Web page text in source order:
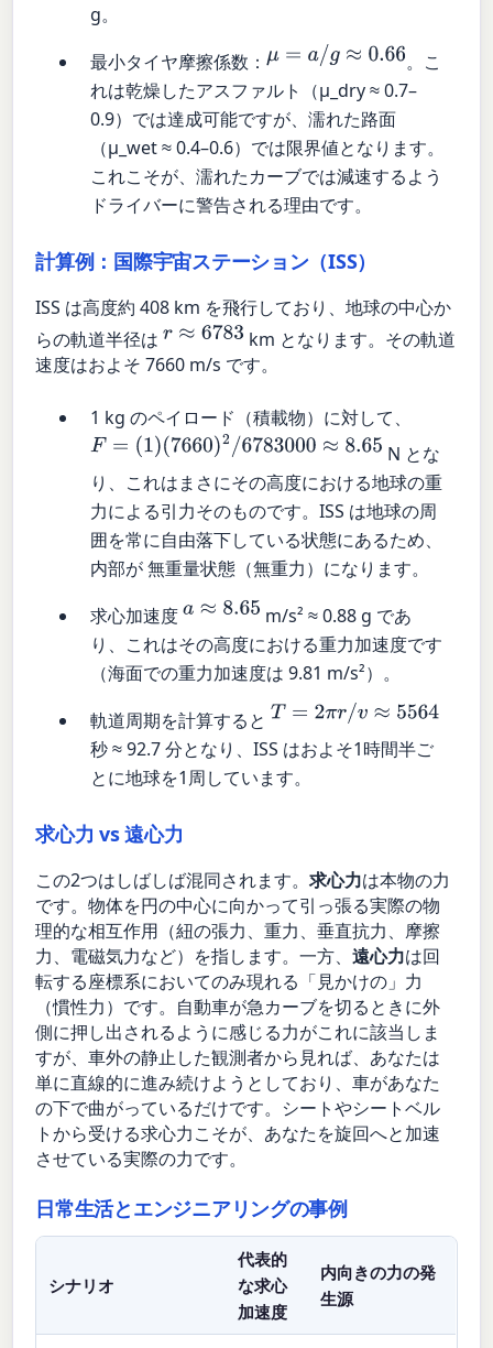
g。
最小タイヤ摩擦係数：μ=a/ g≈0.66
。こ
れは乾燥したアスファルト（μ_dry ≈ 0.7–
0.9）では達成可能ですが、濡れた路面
（μ_wet ≈ 0.4–0.6）では限界値となります。
これこそが、濡れたカーブでは減速するよう
ドライバーに警告される理由です。
計算例：国際宇宙ステーション（ISS）
ISS は高度約 408 km を飛行しており、地球の中心か
らの軌道半径はr≈6783
km となります。その軌道
速度はおよそ 7660 m/s です。
1 kg のペイロード（積載物）に対して、
F= (1) 7660)2/6783000≈8.65
N とな
り、これはまさにその高度における地球の重
力による引力そのものです。ISS は地球の周
囲を常に自由落下している状態にあるため、
内部が 無重量状態（無重力）になります。
求心加速度a≈8.65
m/s² ≈ 0.88 g であ
り、これはその高度における重力加速度です
（海面での重力加速度は 9.81 m/s²）。
軌道周期を計算すると T= 2π r/v≈5564
秒 ≈ 92.7 分となり、ISS はおよそ1時間半ご
とに地球を1周しています。
求心力 vs 遠心力
この2つはしばしば混同されます。求心力は本物の力
です。物体を円の中心に向かって引っ張る実際の物
理的な相互作用（紐の張力、重力、垂直抗力、摩擦
力、電磁気力など）を指します。一方、遠心力は回
転する座標系においてのみ現れる「見かけの」力
（慣性力）です。自動車が急カーブを切るときに外
側に押し出されるように感じる力がこれに該当しま
すが、車外の静止した観測者から見れば、あなたは
単に直線的に進み続けようとしており、車があなた
の下で曲がっているだけです。シートやシートベル
トから受ける求心力こそが、あなたを旋回へと加速
させている実際の力です。
日常生活とエンジニアリングの事例
シナリオ
代表的
な求心
加速度
内向きの力の発
生源